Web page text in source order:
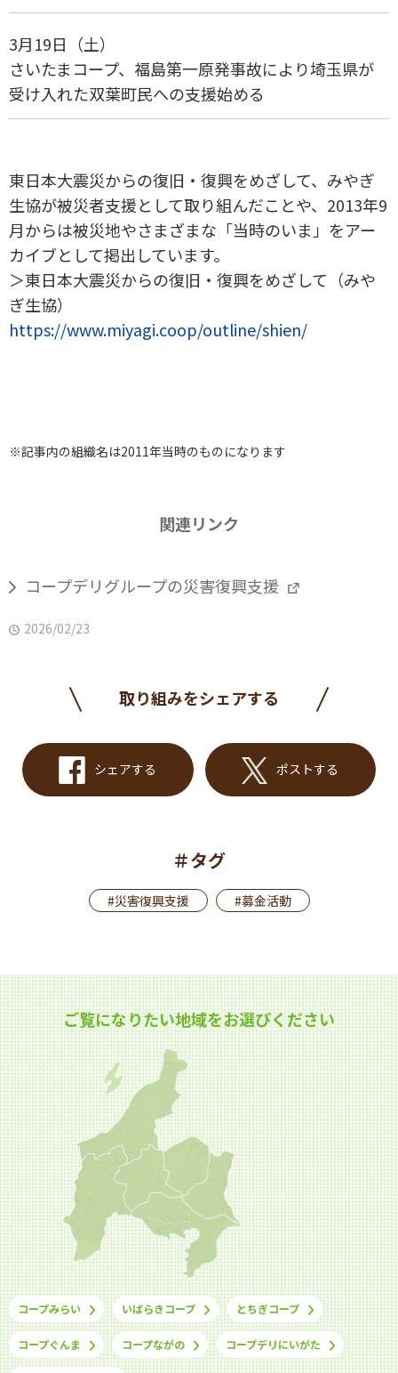
3月19日（土）
さいたまコープ、福島第一原発事故により埼玉県が
受け入れた双葉町民への支援始める
東日本大震災からの復旧・復興をめざして、みやぎ
生協が被災者支援として取り組んだことや、2013年9
月からは被災地やさまざまな「当時のいま」をアー
カイブとして掲出しています。
＞東日本大震災からの復旧・復興をめざして（みや
ぎ生協）
https://www.miyagi.coop/outline/shien/
※記事内の組織名は2011年当時のものになります
関連リンク
コープデリグループの災害復興支援
2026/02/23
取り組みをシェアする
シェアする ポストする
＃タグ
#災害復興支援 #募金活動
ご覧になりたい地域をお選びください
コープみらい いばらきコープ とちぎコープ
コープぐんま コープながの コープデリにいがた